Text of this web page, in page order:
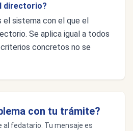
directorio?
el sistema con el que el
Se aplica igual a todos
concretos no se
con tu trámite?
al fedatario. Tu mensaje es